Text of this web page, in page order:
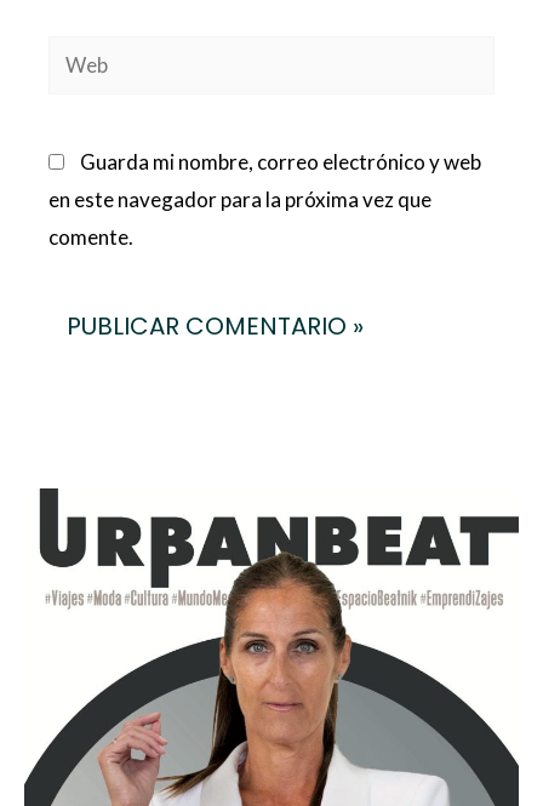
Web
Guarda mi nombre, correo electrónico y web
en este navegador para la próxima vez que
comente.